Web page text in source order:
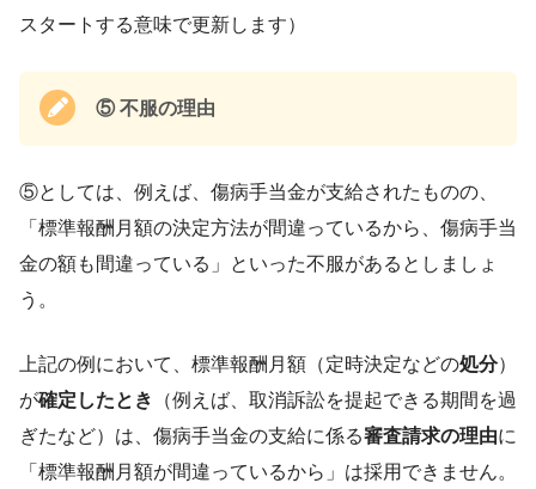
スタートする意味で更新します）
⑤ 不服の理由
⑤としては、例えば、傷病手当金が支給されたものの、
「標準報酬月額の決定方法が間違っているから、傷病手当
金の額も間違っている」といった不服があるとしましょ
う。
上記の例において、標準報酬月額（定時決定などの処分）
が確定したとき
（例えば、取消訴訟を提起できる期間を過
ぎたなど）は、傷病手当金の支給に係る審査請求の理由に
「標準報酬月額が間違っているから」は採用できません。